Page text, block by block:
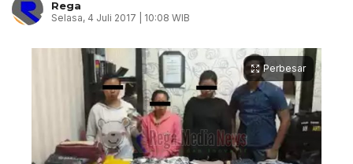
Rega
Selasa, 4 Juli 2017 | 10:08 WIB
Perbesar